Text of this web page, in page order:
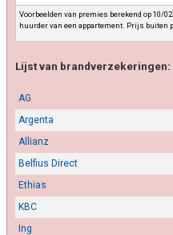
Voorbeelden van premies berekend op 10/
huurder van een appartement. Prijs buiten
Lijst van brandverzekeringen:
AG
Argenta
Allianz
Belfius Direct
Ethias
KBC
Ing